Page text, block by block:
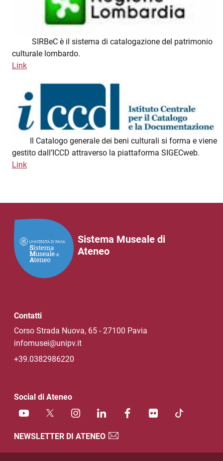
SIRBeC è il sistema di catalogazione del patrimonio
culturale lombardo.
Link
Il Catalogo generale dei beni culturali si forma e viene
gestito dall’ICCD attraverso la piattaforma SIGECweb.
Link
Sistema Museale di
Ateneo
Contatti
Corso Strada Nuova, 65 - 27100 Pavia
infomusei@unipv.it
+39.0382986220
Social di Ateneo
NEWSLETTER DI ATENEO